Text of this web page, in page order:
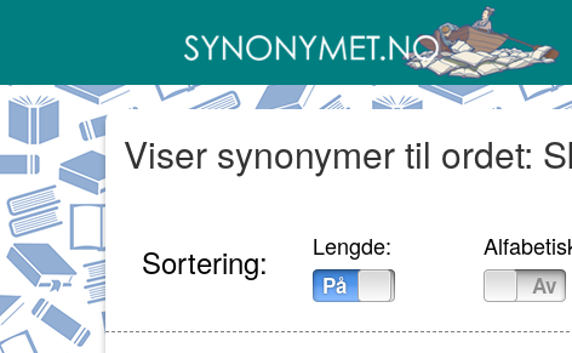
Viser synonymer til ordet:
Sortering: Lengde:
På Av